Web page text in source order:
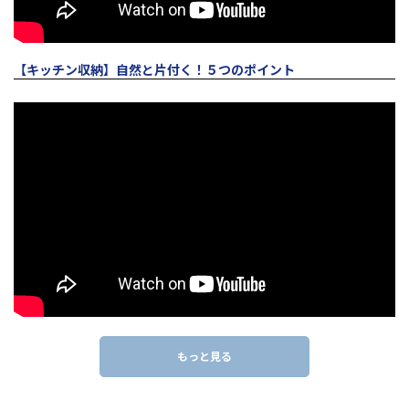
【キッチン収納】自然と片付く！５つのポイント
もっと見る